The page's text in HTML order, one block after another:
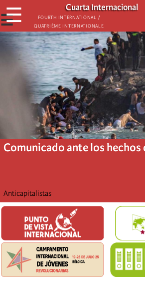
Skip
to
main
content
Cuarta Internacional
Fourth International /
Quatrième internationale
☰
☰
Comunicado ante los hechos
Anticapitalistas